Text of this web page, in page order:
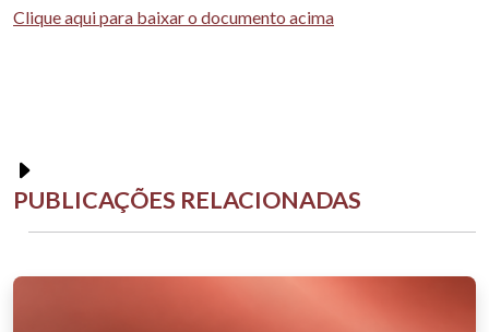
Clique aqui para baixar o documento acima
PUBLICAÇÕES RELACIONADAS